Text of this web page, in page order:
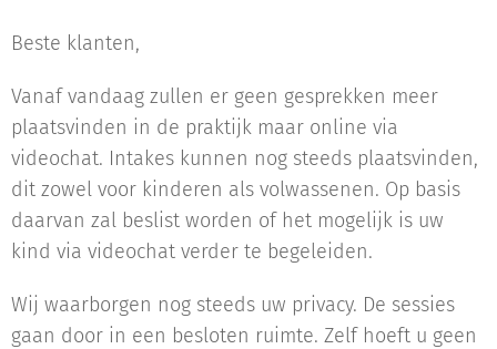
Beste klanten,
Vanaf vandaag zullen er geen gesprekken meer
plaatsvinden in de praktijk maar online via
videochat. Intakes kunnen nog steeds plaatsvinden,
dit zowel voor kinderen als volwassenen. Op basis
daarvan zal beslist worden of het mogelijk is uw
kind via videochat verder te begeleiden.
Wij waarborgen nog steeds uw privacy. De sessies
gaan door in een besloten ruimte. Zelf hoeft u geen